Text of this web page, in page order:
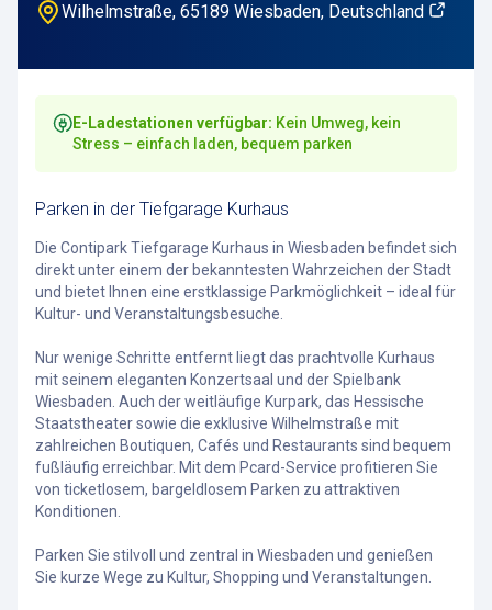
Wilhelmstraße, 65189 Wiesbaden, Deutschland
E-Ladestationen verfügbar: Kein Umweg, kein
Stress – einfach laden, bequem parken
Parken in der Tiefgarage Kurhaus
Die Contipark Tiefgarage Kurhaus in Wiesbaden befindet sich
direkt unter einem der bekanntesten Wahrzeichen der Stadt
und bietet Ihnen eine erstklassige Parkmöglichkeit – ideal für
Kultur- und Veranstaltungsbesuche.
Nur wenige Schritte entfernt liegt das prachtvolle Kurhaus
mit seinem eleganten Konzertsaal und der Spielbank
Wiesbaden. Auch der weitläufige Kurpark, das Hessische
Staatstheater sowie die exklusive Wilhelmstraße mit
zahlreichen Boutiquen, Cafés und Restaurants sind bequem
fußläufig erreichbar. Mit dem Pcard-Service profitieren Sie
von ticketlosem, bargeldlosem Parken zu attraktiven
Konditionen.
Parken Sie stilvoll und zentral in Wiesbaden und genießen
Sie kurze Wege zu Kultur, Shopping und Veranstaltungen.